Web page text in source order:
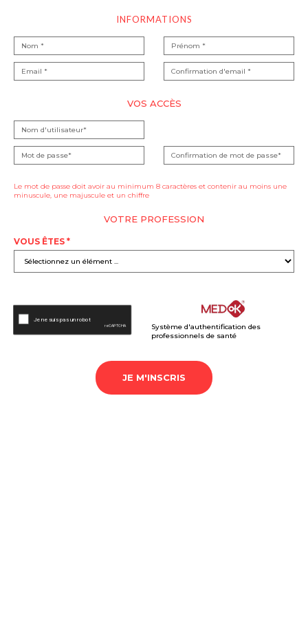
INFORMATIONS
VOS ACCÈS
Le mot de passe doit avoir au minimum 8 caractères et contenir au moins une
minuscule, une majuscule et un chiffre
VOTRE PROFESSION
VOUS ÊTES *
Système d'authentification des
professionnels de santé
JE M'INSCRIS